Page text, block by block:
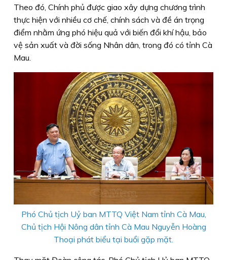
Theo đó, Chính phủ được giao xây dựng chương trình
thực hiện với nhiều cơ chế, chính sách và đề án trọng
điểm nhằm ứng phó hiệu quả với biến đổi khí hậu, bảo
vệ sản xuất và đời sống Nhân dân, trong đó có tỉnh Cà
Mau.
Phó Chủ tịch Uỷ ban MTTQ Việt Nam tỉnh Cà Mau,
Chủ tịch Hội Nông dân tỉnh Cà Mau Nguyễn Hoàng
Thoại phát biểu tại buổi gặp mặt.